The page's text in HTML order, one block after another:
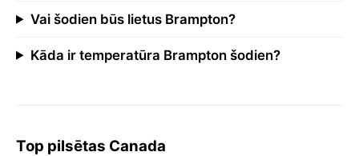
Vai šodien būs lietus Brampton?
Kāda ir temperatūra Brampton šodien?
Top pilsētas Canada